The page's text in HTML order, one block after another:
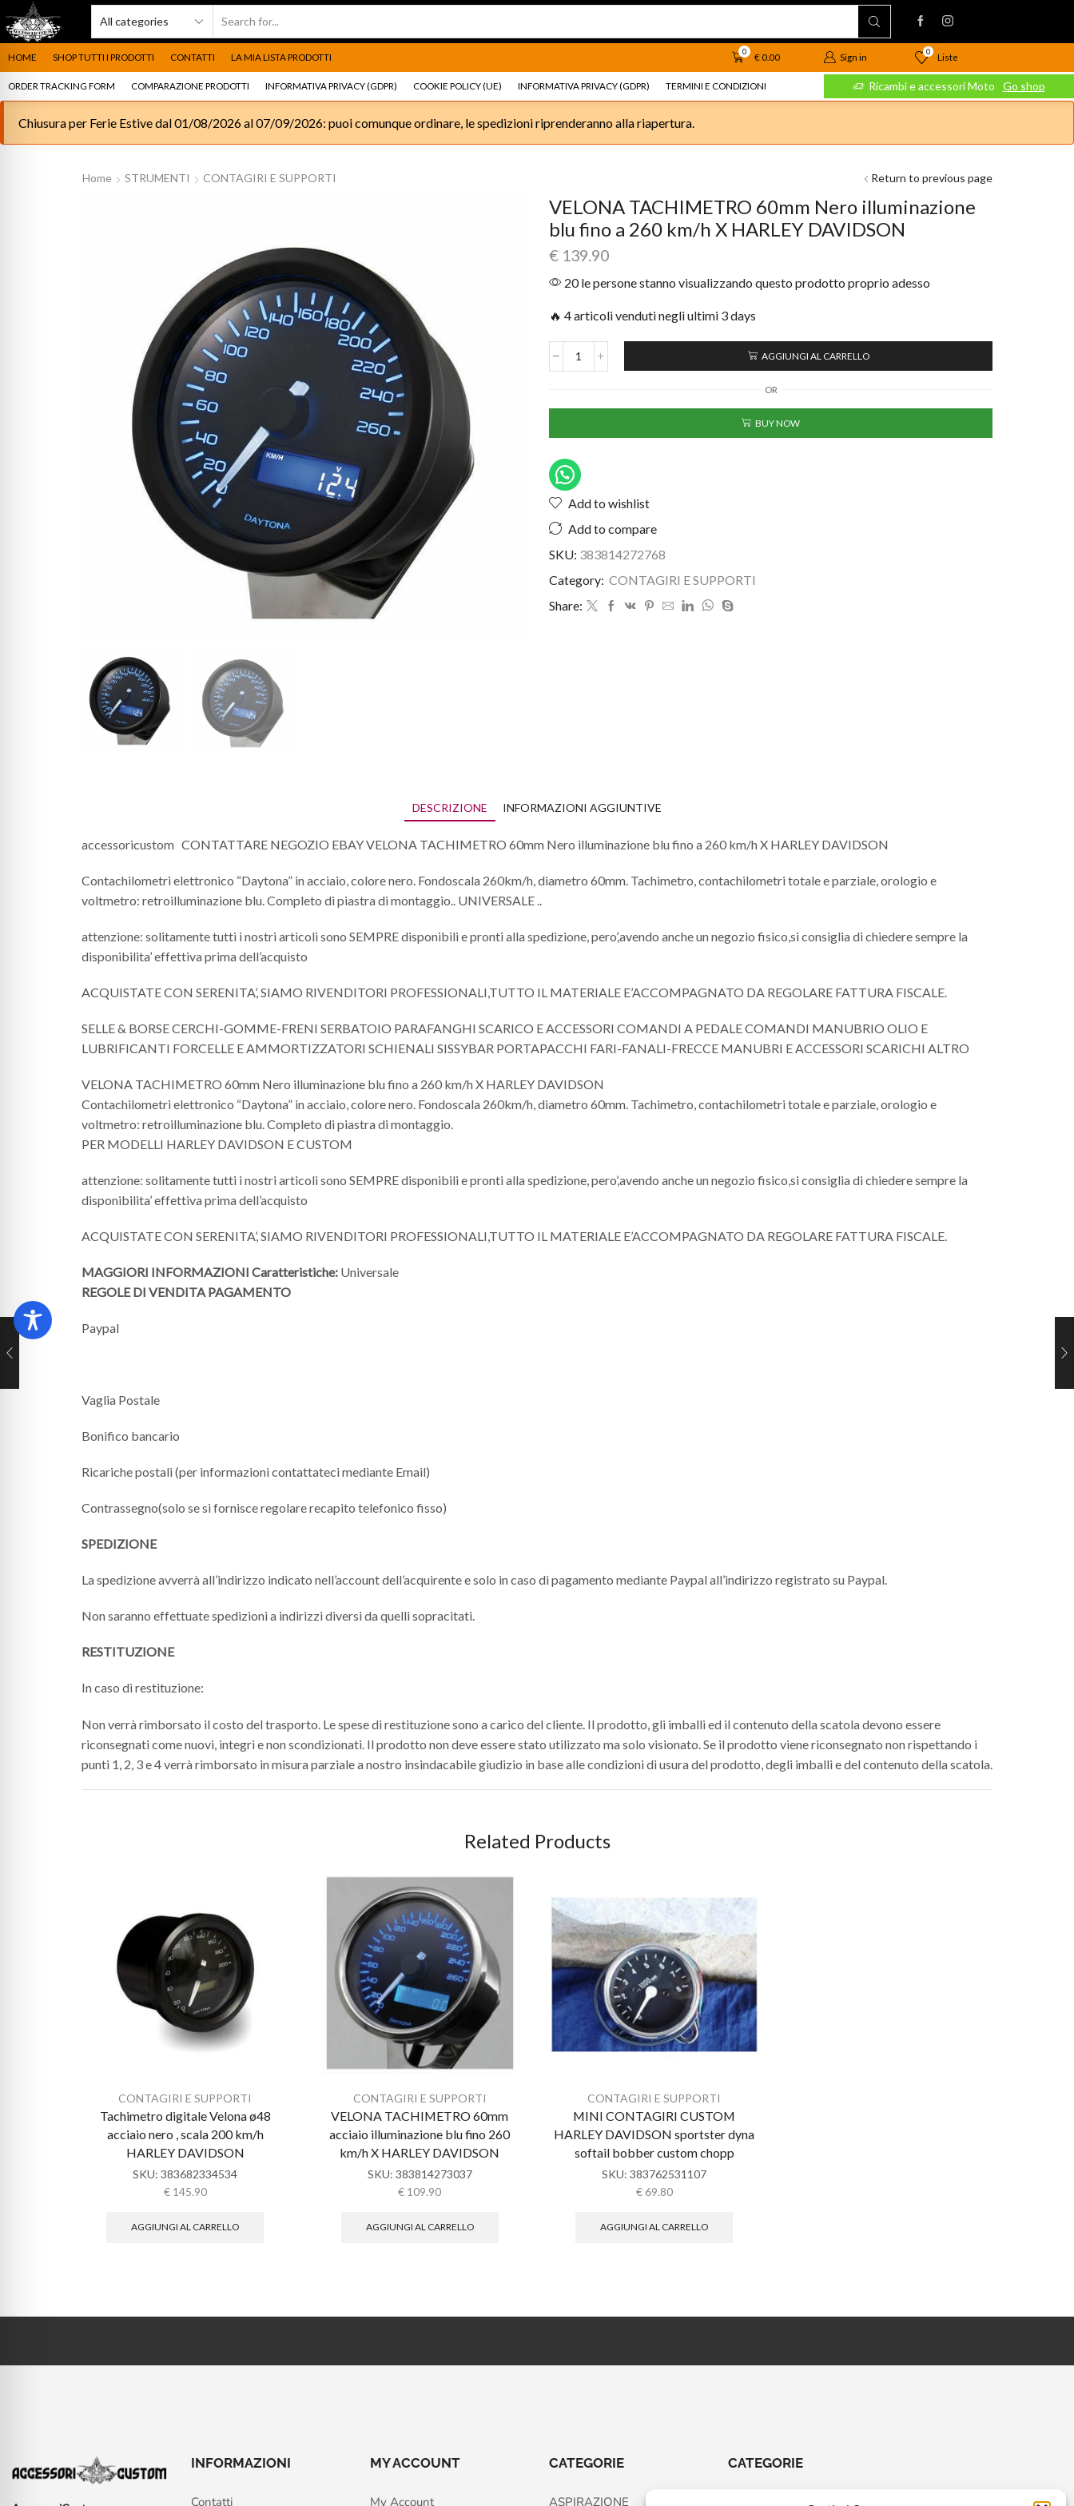
HOME SHOP TUTTI I PRODOTTI CONTATTI LA MIA LISTA PRODOTTI
0
€0.00 Sign in
0
Liste
ORDER TRACKING FORM COMPARAZIONE PRODOTTI INFORMATIVA PRIVACY (GDPR) COOKIE POLICY (UE) INFORMATIVA PRIVACY (GDPR) TERMINI E CONDIZIONI
Ricambi e accessori Moto Go shop Ricambi e accessori Moto Go shop Ricambi e accessori Moto Go shop
Chiusura per Ferie Estive dal 01/08/2026 al 07/09/2026: puoi comunque ordinare, le spedizioni riprenderanno alla riapertura.
Home STRUMENTI CONTAGIRI E SUPPORTI Return to previous page
VELONA TACHIMETRO 60mm Nero illuminazione
blu fino a 260 km/h X HARLEY DAVIDSON
€ 139.90
20 le persone stanno visualizzando questo prodotto proprio adesso
🔥 4 articoli venduti negli ultimi 3 days
AGGIUNGI AL CARRELLO
OR
BUY NOW
Add to wishlist
Add to compare
SKU: 383814272768
Category: CONTAGIRI E SUPPORTI
Share:
DESCRIZIONE INFORMAZIONI AGGIUNTIVE
accessoricustom CONTATTARE NEGOZIO EBAY VELONA TACHIMETRO 60mm Nero illuminazione blu fino a 260 km/h X HARLEY DAVIDSON
Contachilometri elettronico “Daytona” in acciaio, colore nero. Fondoscala 260km/h, diametro 60mm. Tachimetro, contachilometri totale e parziale, orologio e
voltmetro: retroilluminazione blu. Completo di piastra di montaggio.. UNIVERSALE ..
attenzione: solitamente tutti i nostri articoli sono SEMPRE disponibili e pronti alla spedizione, pero’,avendo anche un negozio fisico,si consiglia di chiedere sempre la
disponibilita’ effettiva prima dell’acquisto
ACQUISTATE CON SERENITA’, SIAMO RIVENDITORI PROFESSIONALI,TUTTO IL MATERIALE E’ACCOMPAGNATO DA REGOLARE FATTURA FISCALE.
SELLE & BORSE CERCHI-GOMME-FRENI SERBATOIO PARAFANGHI SCARICO E ACCESSORI COMANDI A PEDALE COMANDI MANUBRIO OLIO E
LUBRIFICANTI FORCELLE E AMMORTIZZATORI SCHIENALI SISSYBAR PORTAPACCHI FARI-FANALI-FRECCE MANUBRI E ACCESSORI SCARICHI ALTRO
VELONA TACHIMETRO 60mm Nero illuminazione blu fino a 260 km/h X HARLEY DAVIDSON
Contachilometri elettronico “Daytona” in acciaio, colore nero. Fondoscala 260km/h, diametro 60mm. Tachimetro, contachilometri totale e parziale, orologio e
voltmetro: retroilluminazione blu. Completo di piastra di montaggio.
PER MODELLI HARLEY DAVIDSON E CUSTOM
attenzione: solitamente tutti i nostri articoli sono SEMPRE disponibili e pronti alla spedizione, pero’,avendo anche un negozio fisico,si consiglia di chiedere sempre la
disponibilita’ effettiva prima dell’acquisto
ACQUISTATE CON SERENITA’, SIAMO RIVENDITORI PROFESSIONALI,TUTTO IL MATERIALE E’ACCOMPAGNATO DA REGOLARE FATTURA FISCALE.
MAGGIORI INFORMAZIONI Caratteristiche: Universale
REGOLE DI VENDITA PAGAMENTO
Paypal
Vaglia Postale
Bonifico bancario
Ricariche postali (per informazioni contattateci mediante Email)
Contrassegno(solo se si fornisce regolare recapito telefonico fisso)
SPEDIZIONE
La spedizione avverrà all’indirizzo indicato nell’account dell’acquirente e solo in caso di pagamento mediante Paypal all’indirizzo registrato su Paypal.
Non saranno effettuate spedizioni a indirizzi diversi da quelli sopracitati.
RESTITUZIONE
In caso di restituzione:
Non verrà rimborsato il costo del trasporto. Le spese di restituzione sono a carico del cliente. Il prodotto, gli imballi ed il contenuto della scatola devono essere
riconsegnati come nuovi, integri e non scondizionati. Il prodotto non deve essere stato utilizzato ma solo visionato. Se il prodotto viene riconsegnato non rispettando i
punti 1, 2, 3 e 4 verrà rimborsato in misura parziale a nostro insindacabile giudizio in base alle condizioni di usura del prodotto, degli imballi e del contenuto della scatola.
Related Products
CONTAGIRI E SUPPORTI
Tachimetro digitale Velona ø48
acciaio nero , scala 200 km/h
HARLEY DAVIDSON
SKU:383682334534
€145.90
AGGIUNGI AL CARRELLO
CONTAGIRI E SUPPORTI
VELONA TACHIMETRO 60mm
acciaio illuminazione blu fino 260
km/h X HARLEY DAVIDSON
SKU: 383814273037
€ 109.90
AGGIUNGI AL CARRELLO
CONTAGIRI E SUPPORTI
MINI CONTAGIRI CUSTOM
HARLEY DAVIDSON sportster dyna
softail bobber custom chopp
SKU:383762531107
€69.80
AGGIUNGI AL CARRELLO
INFORMAZIONI
Contatti
MY ACCOUNT
My Account
CATEGORIE
ASPIRAZIONE
CATEGORIE
CHIAVI E ATTREZZI